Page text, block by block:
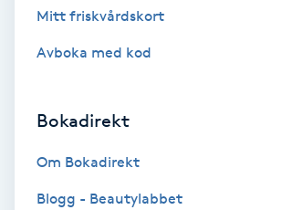
Gel naglar
Gellack
Gellack med förstärkning
Mitt friskvårdskort
Avboka med kod
Bokadirekt
Om Bokadirekt
Blogg - Beautylabbet